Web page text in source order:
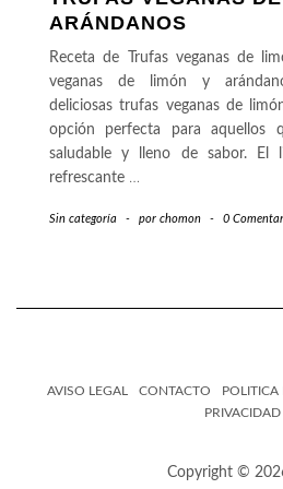
ARÁNDANOS
Receta de Trufas veganas de
veganas de limón y
deliciosas trufas veganas de
opción perfecta para aquellos
saludable y lleno de sabor.
refrescante …
Sin categoría - por chomon - 0
AVISO LEGAL CONTACTO POLITICA
PRIVACIDAD
Copyright ©